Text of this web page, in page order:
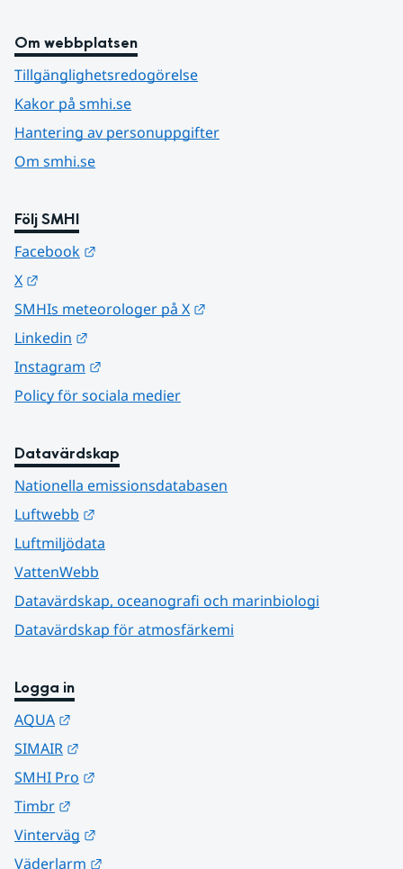
Om webbplatsen
Tillgänglighetsredogörelse
Kakor på smhi.se
Hantering av personuppgifter
Om smhi.se
Följ SMHI
Facebook
X
SMHIs meteorologer på X
Linkedin
Instagram
Policy för sociala medier
Datavärdskap
Nationella emissionsdatabasen
Luftwebb
Luftmiljödata
VattenWebb
Datavärdskap, oceanografi och marinbiologi
Datavärdskap för atmosfärkemi
Logga in
AQUA
SIMAIR
SMHI Pro
Timbr
Vinterväg
Väderlarm